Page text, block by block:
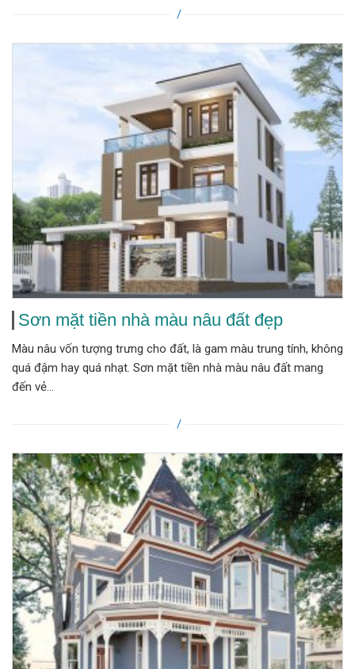
Sơn mặt tiền nhà màu nâu đất đẹp
Màu nâu vốn tượng trưng cho đất, là gam màu trung tính, không
quá đậm hay quá nhạt. Sơn mặt tiền nhà màu nâu đất mang
đến vẻ...